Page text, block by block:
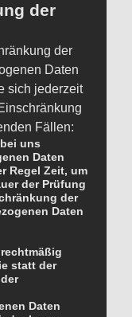
der
der
Daten
sich jederzeit
Fällen:
uns
Daten
Regel Zeit, um
der Prüfung
der
Daten
statt der
Daten